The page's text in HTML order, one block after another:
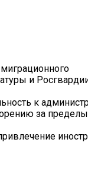
и
к
за